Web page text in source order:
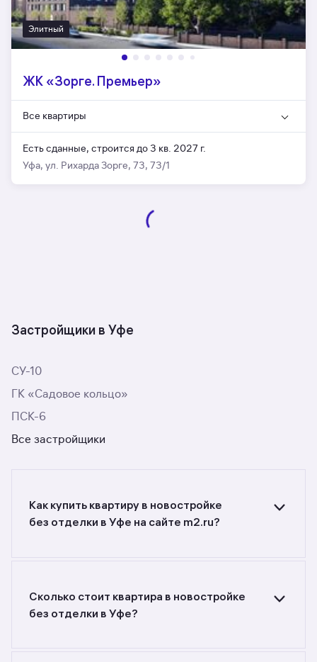
Элитный
ЖК «Зорге. Премьер»
Все квартиры
Есть сданные, строится до 3 кв. 2027 г.
Уфа, ул. Рихарда Зорге, 73, 73/1
Застройщики в Уфе
СУ-10
ГК «Садовое кольцо»
ПСК-6
Все застройщики
Как купить квартиру в новостройке
без отделки в Уфе на сайте m2.ru?
в разделе.
Сколько стоит квартира в новостройке
без отделки в Уфе?